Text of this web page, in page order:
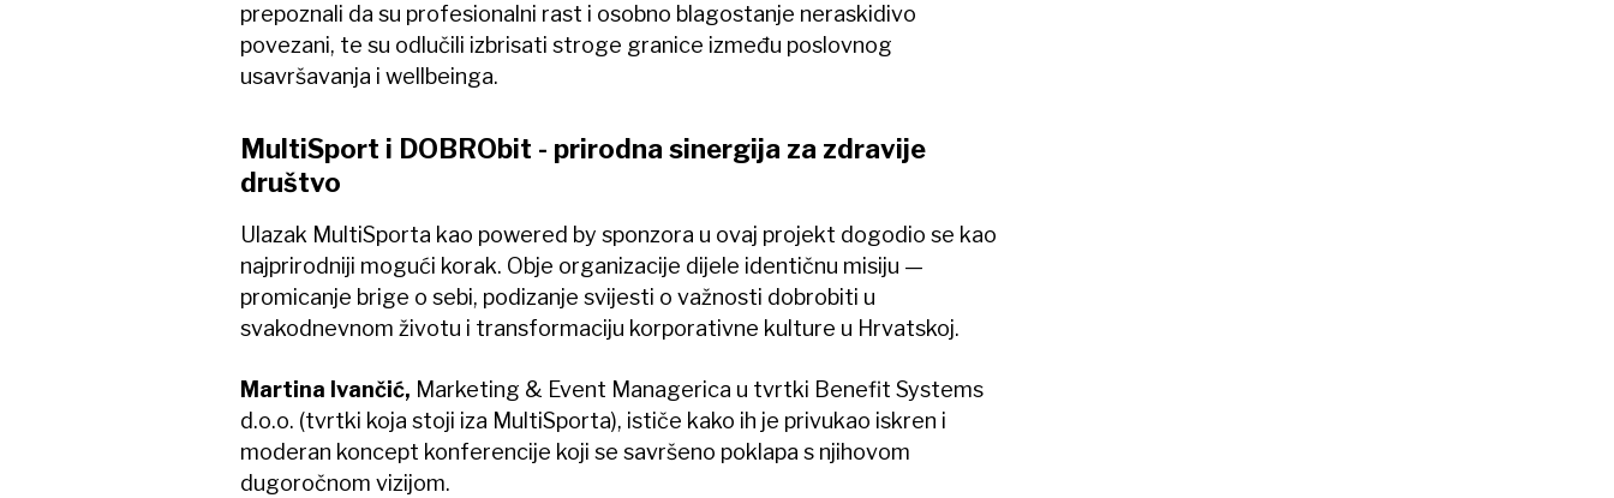
prepoznali da su profesionalni rast i osobno blagostanje neraskidivo
povezani, te su odlučili izbrisati stroge granice između poslovnog
usavršavanja i wellbeinga.
MultiSport i DOBRObit - prirodna sinergija za zdravije
društvo
Ulazak MultiSporta kao powered by sponzora u ovaj projekt dogodio se kao
najprirodniji mogući korak. Obje organizacije dijele identičnu misiju —
promicanje brige o sebi, podizanje svijesti o važnosti dobrobiti u
svakodnevnom životu i transformaciju korporativne kulture u Hrvatskoj.
Martina Ivančić, Marketing & Event Managerica u tvrtki Benefit Systems
d.o.o. (tvrtki koja stoji iza MultiSporta), ističe kako ih je privukao iskren i
moderan koncept konferencije koji se savršeno poklapa s njihovom
dugoročnom vizijom.